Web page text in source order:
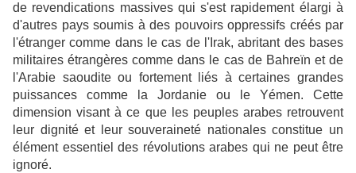
de revendications massives qui s'est rapidement élargi à
d'autres pays soumis à des pouvoirs oppressifs créés par
l'étranger comme dans le cas de l'Irak, abritant des bases
militaires étrangères comme dans le cas de Bahreïn et de
l'Arabie saoudite ou fortement liés à certaines grandes
puissances comme la Jordanie ou le Yémen. Cette
dimension visant à ce que les peuples arabes retrouvent
leur dignité et leur souveraineté nationales constitue un
élément essentiel des révolutions arabes qui ne peut être
ignoré.